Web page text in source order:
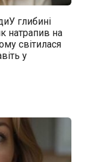
глибині
натрапив на
світилася
у